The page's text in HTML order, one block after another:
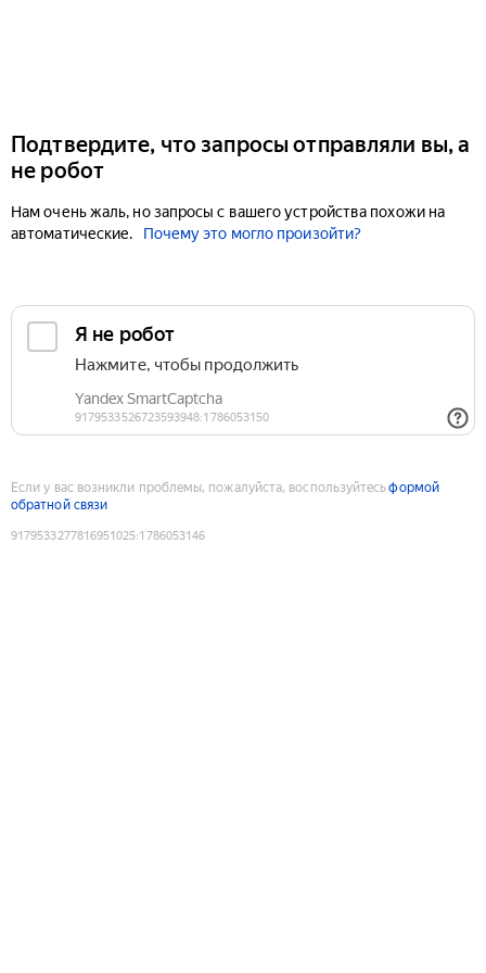
Подтвердите, что запросы отправляли вы, а
не робот
Нам очень жаль, но запросы с вашего устройства похожи на
автоматические.
Почему это могло произойти?
Если у вас возникли проблемы, пожалуйста, воспользуйтесьформой
обратной связи
9179533277816951025:1786053146